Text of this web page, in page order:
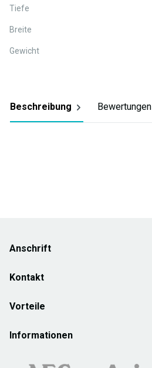
Tiefe
Breite
Gewicht
Beschreibung Bewertungen
Anschrift
Kontakt
Vorteile
Informationen